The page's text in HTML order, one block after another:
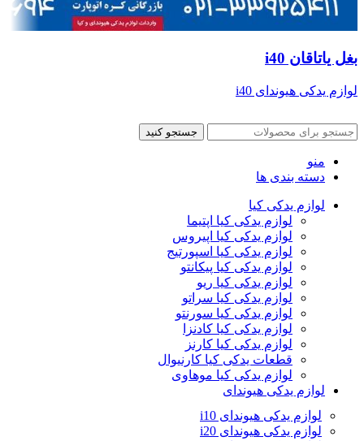
بغل یاتاقان i40
لوازم یدکی هیوندای i40
جستجو کنید
منو
دسته بندی ها
لوازم یدکی کیا
لوازم یدکی کیا اپتیما
لوازم یدکی کیا اپیروس
لوازم یدکی کیا اسپورتیج
لوازم یدکی کیا پیکانتو
لوازم یدکی کیا ریو
لوازم یدکی کیا سراتو
لوازم یدکی کیا سورنتو
لوازم یدکی کیا کادنزا
لوازم یدکی کیا کارنز
قطعات یدکی کیا کارنیوال
لوازم یدکی کیا موهاوی
لوازم یدکی هیوندای
لوازم یدکی هیوندای i10
لوازم یدکی هیوندای i20